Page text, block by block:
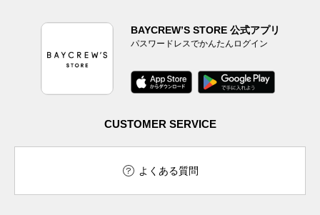
BAYCREW’S STORE 公式アプリ
パスワードレスでかんたんログイン
CUSTOMER SERVICE
よくある質問